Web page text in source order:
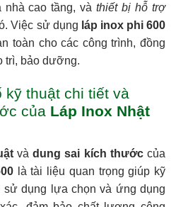
nhà cao tầng, vàthiết bị hỗ trợ
Việc sử dụng láp inox phi 600
toàn cho các công trình, đồng
trì, bảo dưỡng.
kỹ thuật chi tiết và
của Láp Inox Nhật
vàdung sai kích thướccủa
là tài liệu quan trọng giúp kỹ
dụng lựa chọn và ứng dụng